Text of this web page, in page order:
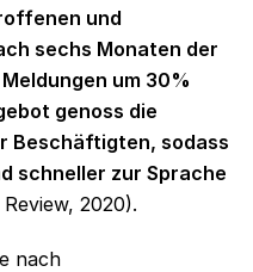
und
sechs Monaten der
um 30%
genoss die
Beschäftigten, sodass
schneller zur Sprache
2020).
nach